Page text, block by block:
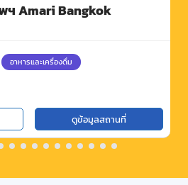
โรงแรมอมารี กรุงเทพฯ Amari Bangkok
อาหารและเครื่องดื่ม
ดูข้อมูลสถานที่